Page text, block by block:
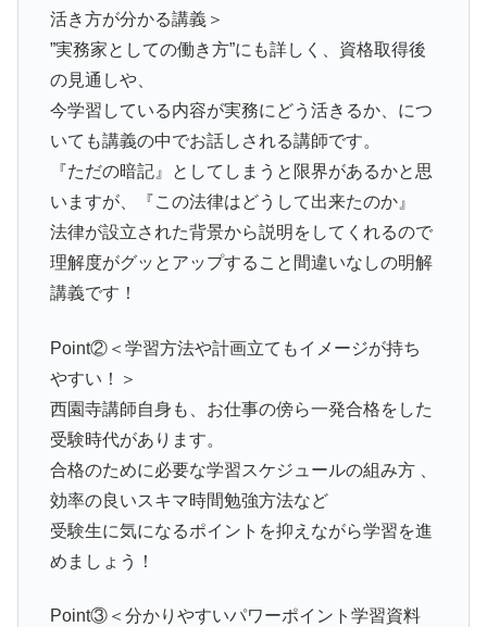
活き方が分かる講義＞
”実務家としての働き方”にも詳しく、資格取得後
の見通しや、
今学習している内容が実務にどう活きるか、につ
いても講義の中でお話しされる講師です。
『ただの暗記』としてしまうと限界があるかと思
いますが、『この法律はどうして出来たのか』
法律が設立された背景から説明をしてくれるので
理解度がグッとアップすること間違いなしの明解
講義です！
Point②＜学習方法や計画立てもイメージが持ち
やすい！＞
西園寺講師自身も、お仕事の傍ら一発合格をした
受験時代があります。
合格のために必要な学習スケジュールの組み方 、
効率の良いスキマ時間勉強方法など
受験生に気になるポイントを抑えながら学習を進
めましょう！
Point③＜分かりやすいパワーポイント学習資料